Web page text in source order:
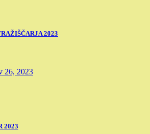
2023
26, 2023
2023